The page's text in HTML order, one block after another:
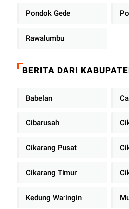
Pondok Gede
Rawalumbu
BERITA DARI
Babelan
Cibarusah
Cikarang Pusat
Cikarang Timur
Kedung Waringin